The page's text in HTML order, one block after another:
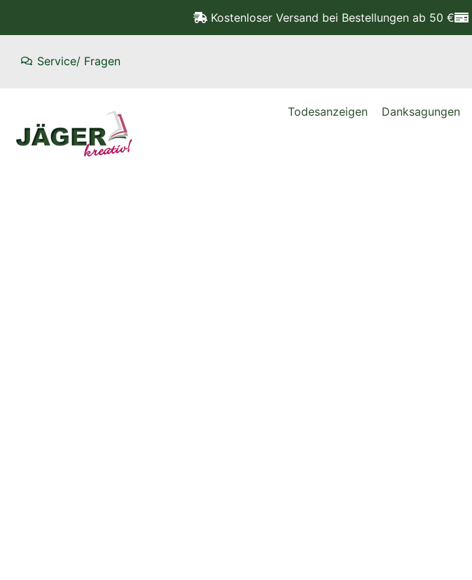
Kostenloser Versand bei Bestellungen ab 50 €
Service/ Fragen
Todesanzeigen Danksagungen